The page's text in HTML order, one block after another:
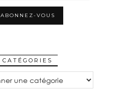
ABONNEZ-VOUS
CATÉGORIES